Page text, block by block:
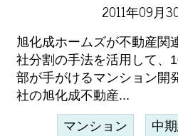
2011年09月
旭化成ホームズが不動産関
社分割の手法を活用して、
部が手がけるマンション開
社の旭化成不動産...
マンション 中